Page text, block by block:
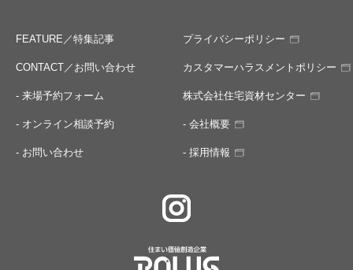
FEATURE／特集記事
CONTACT／お問い合わせ
- 来場予約フォーム
- オンライン相談予約
- お問い合わせ
プライバシーポリシー
カスタマーハラスメントポリシー
株式会社住宅資材センター
- 会社概要
- 採用情報